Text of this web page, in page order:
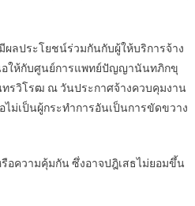
ระโยชน์ร่วมกันกับผู้ให้บริการจ้าง
อให้กับศูนย์การแพทย์ปัญญานันทภิกขุ
รวิโรฒ ณ วันประกาศจ้างควบคุมงาน
ม่เป็นผู้กระทำการอันเป็นการขัดขวาง
วามคุ้มกัน ซึ่งอาจปฎิเสธไม่ยอมขึ้น